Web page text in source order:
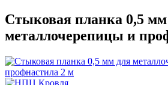
Стыковая планка 0,5
металлочерепицы и